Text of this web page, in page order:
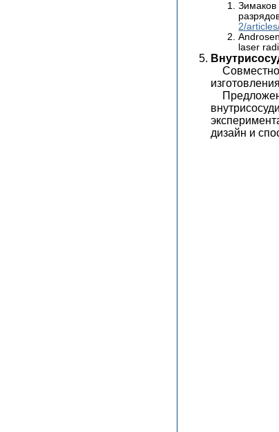
2/
laser
дизайн и